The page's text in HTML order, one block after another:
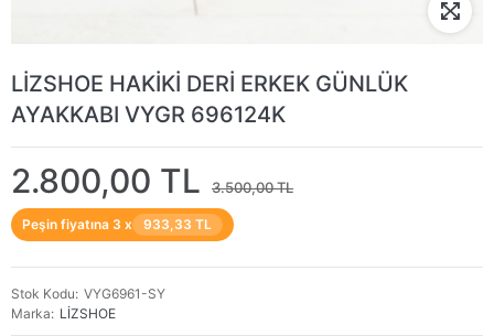
LİZSHOE HAKİKİ DERİ ERKEK GÜNLÜK
AYAKKABI VYGR 696124K
2.800,00 TL 3.500,00 TL
Peşin fiyatına 3 x 933,33 TL
Stok Kodu VYG6961-SY
Marka
LİZSHOE